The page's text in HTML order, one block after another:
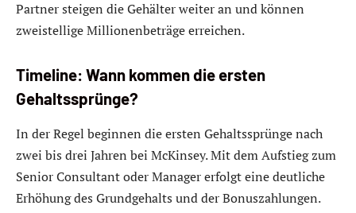
Partner steigen die Gehälter weiter an und können
zweistellige Millionenbeträge erreichen.
Timeline: Wann kommen die ersten
Gehaltssprünge?
In der Regel beginnen die ersten Gehaltssprünge nach
zwei bis drei Jahren bei McKinsey. Mit dem Aufstieg zum
Senior Consultant oder Manager erfolgt eine deutliche
Erhöhung des Grundgehalts und der Bonuszahlungen.